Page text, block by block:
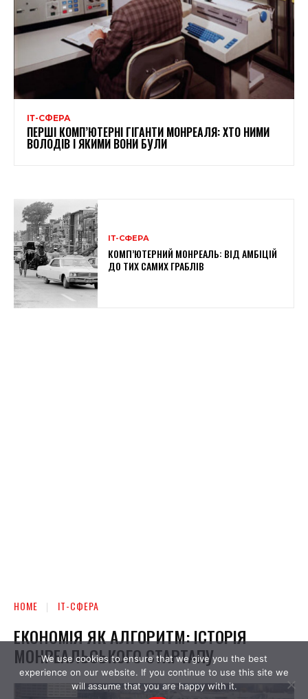
ІТ-СФЕРА
ПЕРШІ КОМП’ЮТЕРНІ ГІГАНТИ МОНРЕАЛЯ: ХТО НИМИ
ВОЛОДІВ І ЯКИМИ ВОНИ БУЛИ
ІТ-СФЕРА
КОМП’ЮТЕРНИЙ МОНРЕАЛЬ: ВІД АМБІЦІЙ
ДО ТИХ САМИХ ГРАБЛІВ
We use cookies to ensure that we give you the best
experience on our website. If you continue to use this site we
will assume that you are happy with it.